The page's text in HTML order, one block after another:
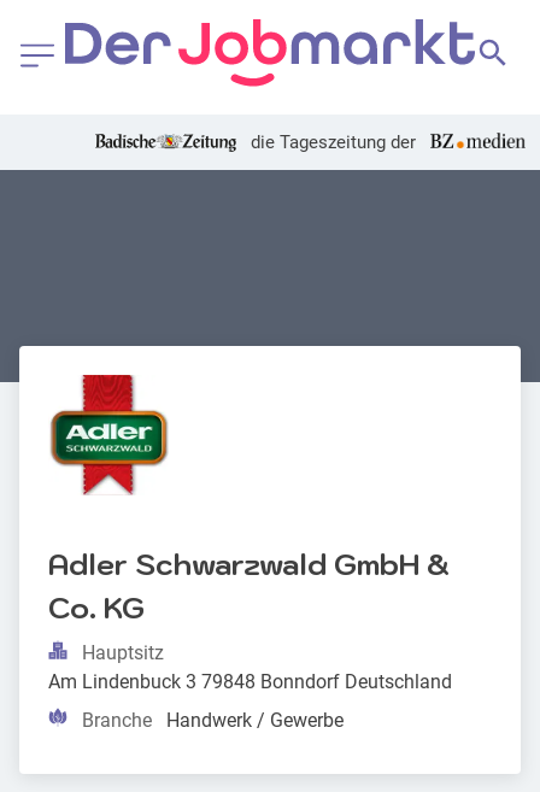
die Tageszeitung der
Adler Schwarzwald GmbH &
Co. KG
Hauptsitz
Am Lindenbuck 3 79848 Bonndorf Deutschland
Branche
Handwerk / Gewerbe